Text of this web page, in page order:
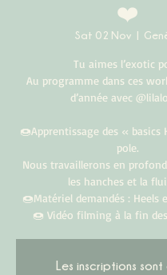
❤️
Sat 02 Nov
  |
Tu aimes l’exotic
Au programme dans ces
d’année avec
🍩Apprentissage des « basics
pole.
Nous travaillerons en
les hanches et la
🍩Matériel demandés : Heels
Les inscriptions